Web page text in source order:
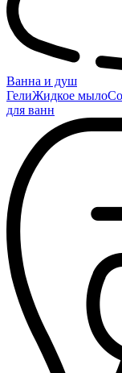
Ванна и душ
ГелиЖидкое мыло
для ванн